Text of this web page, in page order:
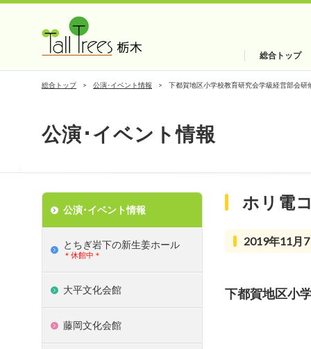
総合トップ
総合トップ 公演･イベント情報 下都賀地区小学校教育研究会学級経営部会研
公演･イベント情報
ホリ電
2019年11月
下都賀地区小
公演･イベント情報
とちぎ岩下の新⽣姜ホール
＊休館中＊
大平文化会館
藤岡文化会館